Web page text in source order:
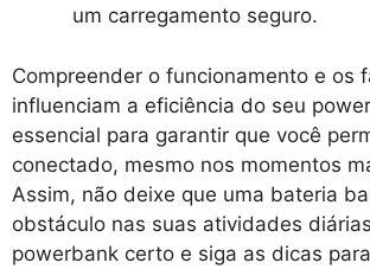
um carregamento seguro.
Compreender o funcionamento e os
influenciam a eficiência do seu
essencial para garantir que você
conectado, mesmo nos momentos
Assim, não deixe que uma bateria
obstáculo nas suas atividades
powerbank certo e siga as dicas